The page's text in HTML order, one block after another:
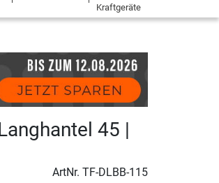
Kraftgeräte
45 |
ArtNr. TF-DLBB-115